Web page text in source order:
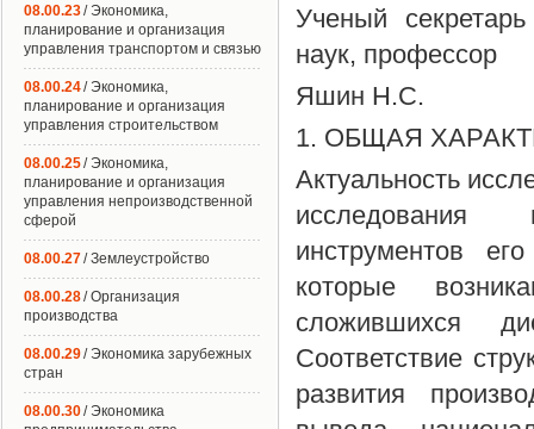
Ученый
наук, профессор
Яшин Н.С.
1. ОБЩАЯ
Актуальность
исследования
инструментов
которые
сложившихся
Соответствие
развития
08.00.23/ Экономика,
планирование и организация
управления транспортом и связью
08.00.24/ Экономика,
планирование и организация
управления строительством
08.00.25/ Экономика,
планирование и организация
управления непроизводственной
сферой
08.00.27/ Землеустройство
08.00.28/ Организация
производства
08.00.29/ Экономика зарубежных
стран
08.00.30/ Экономика